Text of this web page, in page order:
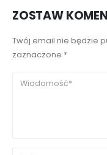
ZOSTAW
Twój email nie będzie
zaznaczone *